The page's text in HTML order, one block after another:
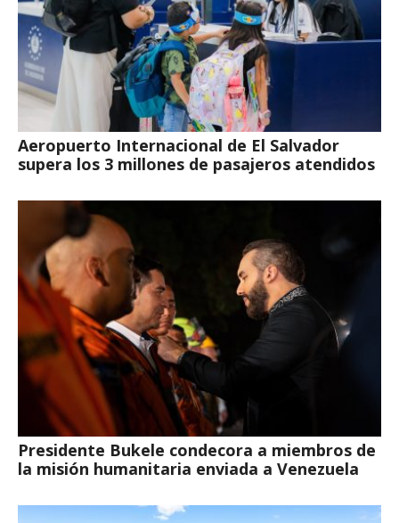
Aeropuerto Internacional de El Salvador
supera los 3 millones de pasajeros atendidos
Presidente Bukele condecora a miembros de
la misión humanitaria enviada a Venezuela